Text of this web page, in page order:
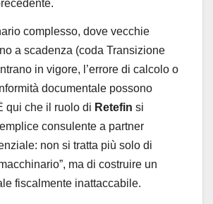
complesso, dove vecchie
a scadenza (coda Transizione
in vigore, l’errore di calcolo o
documentale possono
qui che il ruolo di Retefin si
consulente a partner
non si tratta più solo di
ma di costruire un
fiscalmente inattaccabile.